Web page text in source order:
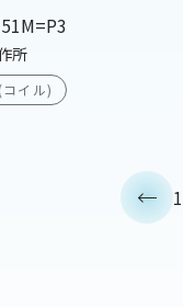
所
イル)
1